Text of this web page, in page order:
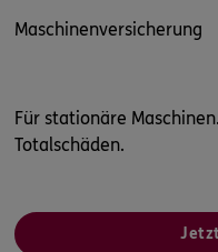
Maschinenversicherung
Für stationäre
Totalschäden.